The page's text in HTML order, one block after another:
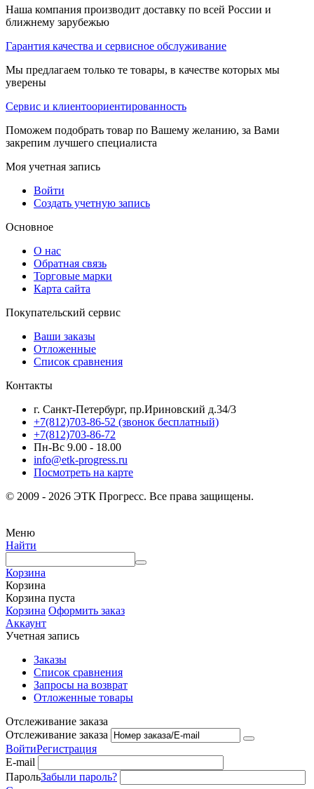
Наша компания производит доставку по всей России и
ближнему зарубежью
Гарантия качества и сервисное обслуживание
Мы предлагаем только те товары, в качестве которых мы
уверены
Сервис и клиентоориентированность
Поможем подобрать товар по Вашему желанию, за Вами
закрепим лучшего специалиста
Моя учетная запись
Войти
Создать учетную запись
Основное
О нас
Обратная связь
Торговые марки
Карта сайта
Покупательский сервис
Ваши заказы
Отложенные
Список сравнения
Контакты
г. Санкт-Петербург, пр.Ириновский д.34/3
+7(812)703-86-52 (звонок бесплатный)
+7(812)703-86-72
Пн-Вс 9.00 - 18.00
info@etk-progress.ru
Посмотреть на карте
© 2009 - 2026 ЭТК Прогресс. Все права защищены.
Меню
Найти
Корзина
Корзина
Корзина пуста
Корзина Оформить заказ
Аккаунт
Учетная запись
Заказы
Список сравнения
Запросы на возврат
Отложенные товары
Отслеживание заказа
Отслеживание заказа
ВойтиРегистрация
E-mail
ПарольЗабыли пароль?